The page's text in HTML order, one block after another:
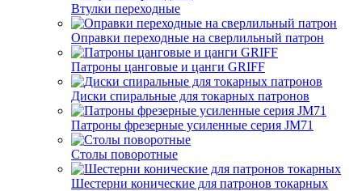
Втулки переходные
Оправки переходные на сверлильный патрон
Патроны цанговые и цанги GRIFF
Диски спиральные для токарных патронов
Патроны фрезерные усиленные серия JM71
Столы поворотные
Шестерни конические для патронов токарных